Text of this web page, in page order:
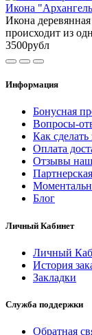
Икона
Икона
происходит из
3500рубл
Информация
Бонусная
Вопросы-
Как сделать
Оплата
Отзывы
Блог
Личный Кабинет
Личный
История
Закладки
Служба поддержки
Обратная